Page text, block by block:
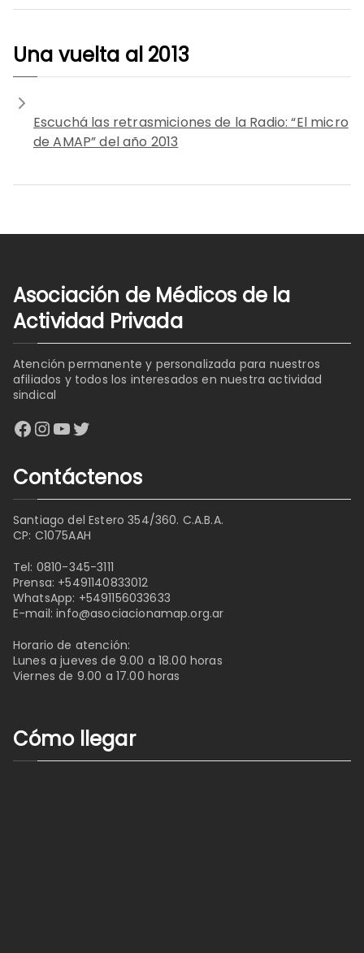
Una vuelta al 2013
Escuchá las retrasmiciones de la Radio: “El micro
de AMAP” del año 2013
Asociación de Médicos de la
Actividad Privada
Atención permanente y personalizada para nuestros
afiliados y todos los interesados en nuestra actividad
sindical
Facebook
Instagram
YouTube
Twitter
Contáctenos
Santiago del Estero 354/360. C.A.B.A.
CP: C1075AAH
Tel: 0810-345-3111
Prensa: +5491140833012
WhatsApp: +5491156033633
E-mail:info@asociacionamap.org.ar
Horario de atención:
Lunes a jueves de 9.00 a 18.00 horas
Viernes de 9.00 a 17.00 horas
Cómo llegar